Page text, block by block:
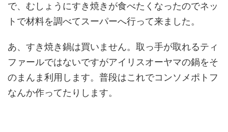
で、むしょうにすき焼きが食べたくなったのでネッ
トで材料を調べてスーパーへ行って来ました。
あ、すき焼き鍋は買いません。取っ手が取れるティ
ファールではないですがアイリスオーヤマの鍋をそ
のまんま利用します。普段はこれでコンソメポトフ
なんか作ってたりします。